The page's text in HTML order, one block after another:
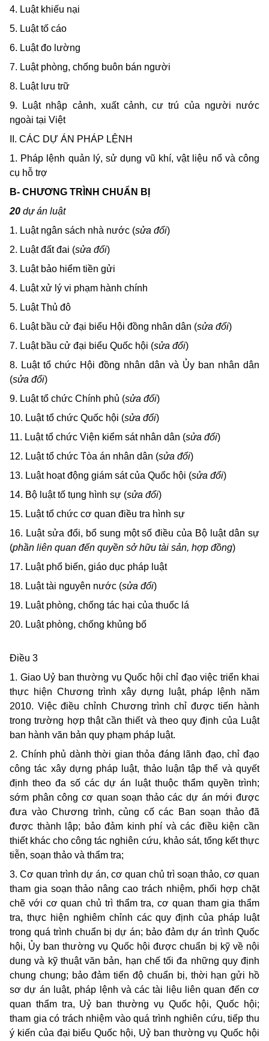
4. Luật khiếu nại
5. Luật tố cáo
6. Luật đo lường
7. Luật phòng, chống buôn bán người
8. Luật lưu trữ
9. Luật nhập cảnh, xuất cảnh, cư trú của người nước
ngoài tại Việt
II. CÁC DỰ ÁN PHÁP LỆNH
1. Pháp lệnh quản lý, sử dụng vũ khí, vật liệu nổ và công
cụ hỗ trợ
B- CHƯƠNG TRÌNH CHUẨN BỊ
20 dự án luật
1. Luật ngân sách nhà nước (sửa đổi)
2. Luật đất đai (sửa đổi)
3. Luật bảo hiểm tiền gửi
4. Luật xử lý vi phạm hành chính
5. Luật Thủ đô
6. Luật bầu cử đại biểu Hội đồng nhân dân (sửa đổi)
7. Luật bầu cử đại biểu Quốc hội (sửa đổi)
8. Luật tổ chức Hội đồng nhân dân và Ủy ban nhân dân
(sửa đổi)
9. Luật tổ chức Chính phủ (sửa đổi)
10. Luật tổ chức Quốc hội (sửa đổi)
11. Luật tổ chức Viện kiểm sát nhân dân (sửa đổi)
12. Luật tổ chức Tòa án nhân dân (sửa đổi)
13. Luật hoạt động giám sát của Quốc hội (sửa đổi)
14. Bộ luật tố tụng hình sự (sửa đổi)
15. Luật tổ chức cơ quan điều tra hình sự
16. Luật sửa đổi, bổ sung một số điều của Bộ luật dân sự
(phần liên quan đến quyền sở hữu tài sản, hợp đồng)
17. Luật phổ biến, giáo dục pháp luật
18. Luật tài nguyên nước (sửa đổi)
19. Luật phòng, chống tác hại của thuốc lá
20. Luật phòng, chống khủng bố
Điều 3
1. Giao Uỷ ban thường vụ Quốc hội chỉ đạo việc triển khai
thực hiện Chương trình xây dựng luật, pháp lệnh năm
2010. Việc điều chỉnh Chương trình chỉ được tiến hành
trong trường hợp thật cần thiết và theo quy định của Luật
ban hành văn bản quy phạm pháp luật.
2. Chính phủ dành thời gian thỏa đáng lãnh đạo, chỉ đạo
công tác xây dựng pháp luật, thảo luận tập thể và quyết
định theo đa số các dự án luật thuộc thẩm quyền trình;
sớm phân công cơ quan soạn thảo các dự án mới được
đưa vào Chương trình, củng cố các Ban soạn thảo đã
được thành lập; bảo đảm kinh phí và các điều kiện cần
thiết khác cho công tác nghiên cứu, khảo sát, tổng kết thực
tiễn, soạn thảo và thẩm tra;
3. Cơ quan trình dự án, cơ quan chủ trì soạn thảo, cơ quan
tham gia soạn thảo nâng cao trách nhiệm, phối hợp chặt
chẽ với cơ quan chủ trì thẩm tra, cơ quan tham gia thẩm
tra, thực hiện nghiêm chỉnh các quy định của pháp luật
trong quá trình chuẩn bị dự án; bảo đảm dự án trình Quốc
hội, Ủy ban thường vụ Quốc hội được chuẩn bị kỹ về nội
dung và kỹ thuật văn bản, hạn chế tối đa những quy định
chung chung; bảo đảmtiến độ chuẩn bị, thời hạn gửi hồ
sơ dự án luật, pháp lệnh và các tài liệu liên quan đến cơ
quan thẩm tra, Uỷ ban thường vụ Quốc hội, Quốc hội;
tham gia có trách nhiệm vào quá trình nghiên cứu, tiếp thu
ý kiến của đại biểu Quốc hội, Uỷ ban thường vụ Quốc hội